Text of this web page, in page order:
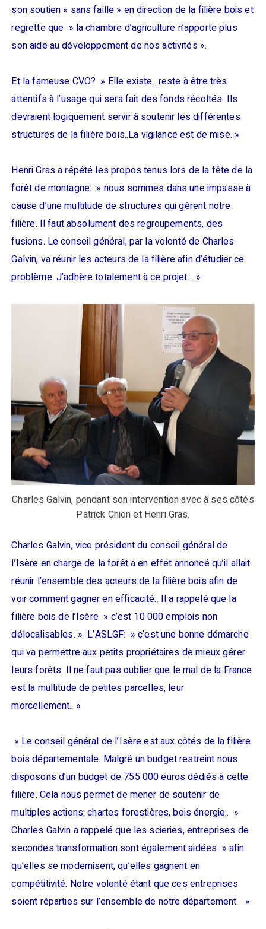
son soutien « sans faille » en direction de la filière bois et
regrette que » la chambre d’agriculture n’apporte plus
son aide au développement de nos activités ».
Et la fameuse CVO? » Elle existe.. reste à être très
attentifs à l’usage qui sera fait des fonds récoltés. Ils
devraient logiquement servir à soutenir les différentes
structures de la filière bois..La vigilance est de mise. »
Henri Gras a répété les propos tenus lors de la fête de la
forêt de montagne: » nous sommes dans une impasse à
cause d’une multitude de structures qui gèrent notre
filière. Il faut absolument des regroupements, des
fusions. Le conseil général, par la volonté de Charles
Galvin, va réunir les acteurs de la filière afin d’étudier ce
problème. J’adhère totalement à ce projet… »
Charles Galvin, pendant son intervention avec à ses côtés
Patrick Chion et Henri Gras.
Charles Galvin, vice président du conseil général de
l’Isère en charge de la forêt a en effet annoncé qu’il allait
réunir l’ensemble des acteurs de la filière bois afin de
voir comment gagner en efficacité.. Il a rappelé que la
filière bois de l’Isère » c’est 10 000 emplois non
délocalisables. » L’ASLGF: » c’est une bonne démarche
qui va permettre aux petits propriétaires de mieux gérer
leurs forêts. Il ne faut pas oublier que le mal de la France
est la multitude de petites parcelles, leur
morcellement.. »
» Le conseil général de l’Isère est aux côtés de la filière
bois départementale. Malgré un budget restreint nous
disposons d’un budget de 755 000 euros dédiés à cette
filière. Cela nous permet de mener de soutenir de
multiples actions: chartes forestières, bois énergie.. »
Charles Galvin a rappelé que les scieries, entreprises de
secondes transformation sont également aidées » afin
qu’elles se modernisent, qu’elles gagnent en
compétitivité. Notre volonté étant que ces entreprises
soient réparties sur l’ensemble de notre département.. »